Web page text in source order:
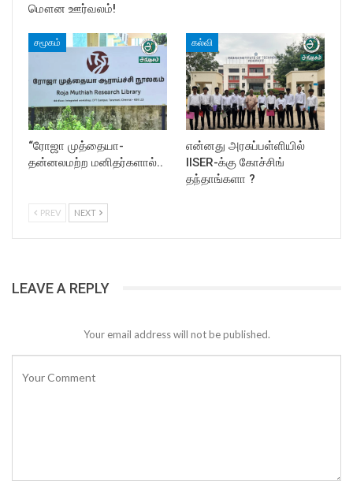
மௌன ஊர்வலம்!
சமூகம்
“ரோஜா முத்தையா-
தன்னலமற்ற மனிதர்களால்..
கல்வி
என்னது அரசுப்பள்ளியில்
IISER-க்கு கோச்சிங்
தந்தாங்களா ?
PREV NEXT
LEAVE A REPLY
Your email address will not be published.